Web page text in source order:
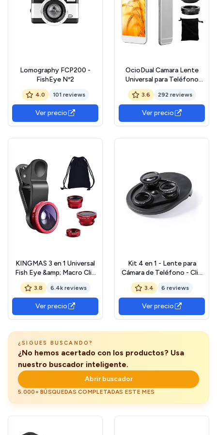
Lomography FCP200 -
FishEye Nº2
4.0 101 reviews
Ver precio
OcioDual Camara Lente
Universal para Teléfono
Móvil Ojo de Pez Macro
Gran Angular Negro
3.6 292 reviews
Ver precio
KINGMAS 3 en 1 Universal
Fish Eye &amp; Macro Clip
Kit de Lente de cámara para
iPad iPhone 7 6 5 Samsung
Blackberry HTC y la
mayoría de Smartphones
(Rojo)
3.8 6.4k reviews
Ver precio
Kit 4 en 1 - Lente para
Cámara de Teléfono - Clip
para Smartphone Fisheye -
Zoom - Macro - Polarizante
3.4 6 reviews
Ver precio
¿SIGUES BUSCANDO?
¿No hemos acertado con los productos? Usa
nuestro buscador inteligente.
Abrir buscador
5.000+ BÚSQUEDAS COMPLETADAS ESTE MES